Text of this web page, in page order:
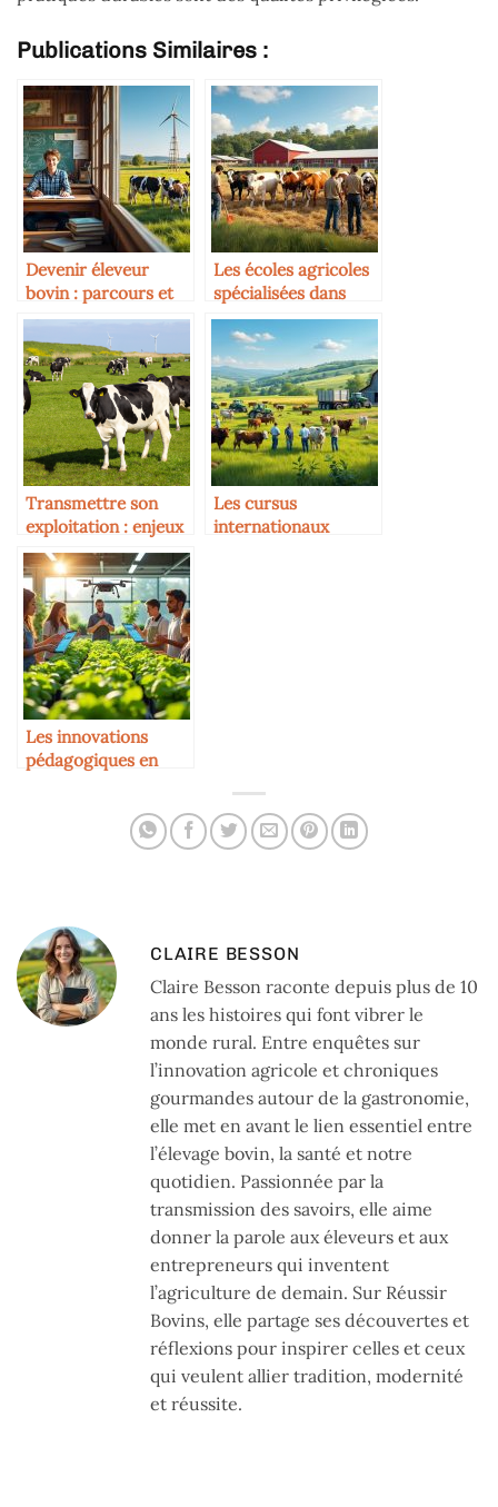
Publications Similaires :
Devenir éleveur
bovin : parcours et
diplômes
Les écoles agricoles
spécialisées dans
l’élevage bovin
Transmettre son
exploitation : enjeux
familiaux
Les cursus
internationaux
Les innovations
pédagogiques en
CLAIRE BESSON
Claire Besson raconte depuis plus de 10
ans les histoires qui font vibrer le
monde rural. Entre enquêtes sur
l’innovation agricole et chroniques
gourmandes autour de la gastronomie,
elle met en avant le lien essentiel entre
l’élevage bovin, la santé et notre
quotidien. Passionnée par la
transmission des savoirs, elle aime
donner la parole aux éleveurs et aux
entrepreneurs qui inventent
l’agriculture de demain. Sur Réussir
Bovins, elle partage ses découvertes et
réflexions pour inspirer celles et ceux
qui veulent allier tradition, modernité
et réussite.